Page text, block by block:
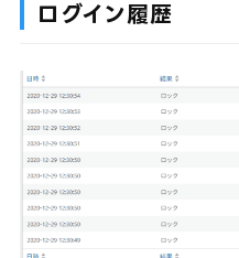
ログイン履歴